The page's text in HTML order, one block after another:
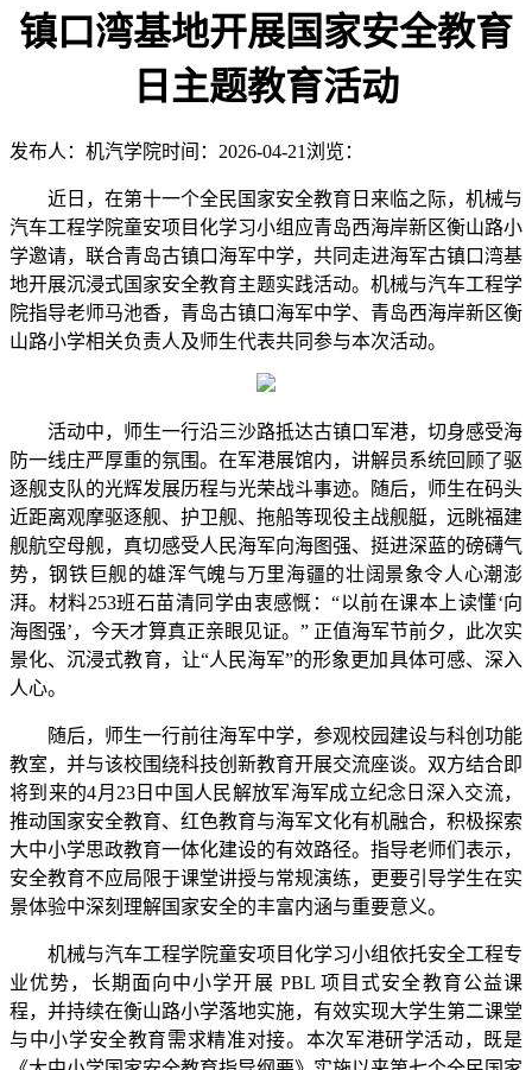
镇口湾基地开展国家安全教育
日主题教育活动
发布人：机汽学院时间：2026-04-21 浏览：
近日，在第十一个全民国家安全教育日来临之际，机械与
汽车工程学院童安项目化学习小组应青岛西海岸新区衡山路小
学邀请，联合青岛古镇口海军中学，共同走进海军古镇口湾基
地开展沉浸式国家安全教育主题实践活动。机械与汽车工程学
院指导老师马池香，青岛古镇口海军中学、青岛西海岸新区衡
山路小学相关负责人及师生代表共同参与本次活动。
活动中，师生一行沿三沙路抵达古镇口军港，切身感受海
防一线庄严厚重的氛围。在军港展馆内，讲解员系统回顾了驱
逐舰支队的光辉发展历程与光荣战斗事迹。随后，师生在码头
近距离观摩驱逐舰、护卫舰、拖船等现役主战舰艇，远眺福建
舰航空母舰，真切感受人民海军向海图强、挺进深蓝的磅礴气
势，钢铁巨舰的雄浑气魄与万里海疆的壮阔景象令人心潮澎
湃。材料253班石苗清同学由衷感慨：“以前在课本上读懂‘向
海图强’，今天才算真正亲眼见证。” 正值海军节前夕，此次实
景化、沉浸式教育，让“人民海军”的形象更加具体可感、深入
人心。
随后，师生一行前往海军中学，参观校园建设与科创功能
教室，并与该校围绕科技创新教育开展交流座谈。双方结合即
将到来的4月23日中国人民解放军海军成立纪念日深入交流，
推动国家安全教育、红色教育与海军文化有机融合，积极探索
大中小学思政教育一体化建设的有效路径。指导老师们表示，
安全教育不应局限于课堂讲授与常规演练，更要引导学生在实
景体验中深刻理解国家安全的丰富内涵与重要意义。
机械与汽车工程学院童安项目化学习小组依托安全工程专
业优势，长期面向中小学开展 PBL 项目式安全教育公益课
程，并持续在衡山路小学落地实施，有效实现大学生第二课堂
与中小学安全教育需求精准对接。本次军港研学活动，既是